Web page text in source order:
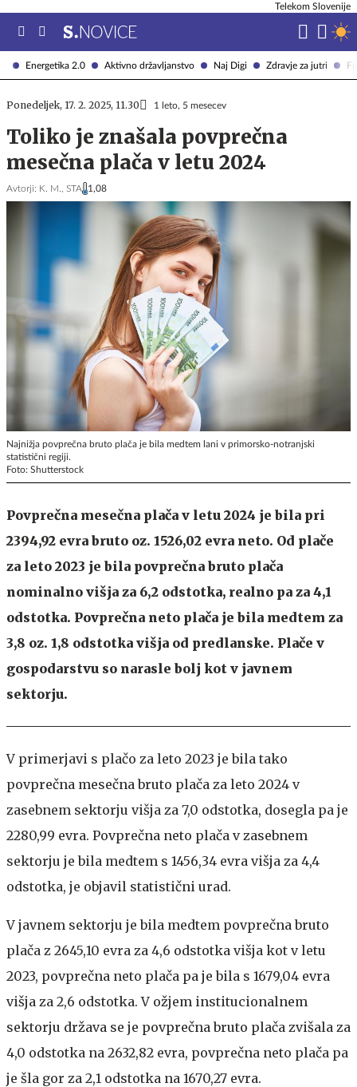
Energetika 2.0 Aktivno državljanstvo Naj Digi Zdravje za jutri
Telekom Slovenije
Ponedeljek, 17. 2. 2025, 11.30 1 leto, 5 mesecev
Toliko je znašala povprečna
mesečna plača v letu 2024
Avtorji: K. M., STA 1,08
Najnižja povprečna bruto plača je bila medtem lani v primorsko-notranjski
statistični regiji.
Foto: Shutterstock
Povprečna mesečna plača v letu 2024 je bila pri
2394,92 evra bruto oz. 1526,02 evra neto. Od plače
za leto 2023 je bila povprečna bruto plača
nominalno višja za 6,2 odstotka, realno pa za 4,1
odstotka. Povprečna neto plača je bila medtem za
3,8 oz. 1,8 odstotka višja od predlanske. Plače v
gospodarstvu so narasle bolj kot v javnem
sektorju.
V primerjavi s plačo za leto 2023 je bila tako
povprečna mesečna bruto plača za leto 2024 v
zasebnem sektorju višja za 7,0 odstotka, dosegla pa je
2280,99 evra. Povprečna neto plača v zasebnem
sektorju je bila medtem s 1456,34 evra višja za 4,4
odstotka, je objavil statistični urad.
V javnem sektorju je bila medtem povprečna bruto
plača z 2645,10 evra za 4,6 odstotka višja kot v letu
2023, povprečna neto plača pa je bila s 1679,04 evra
višja za 2,6 odstotka. V ožjem institucionalnem
sektorju država se je povprečna bruto plača zvišala za
4,0 odstotka na 2632,82 evra, povprečna neto plača pa
je šla gor za 2,1 odstotka na 1670,27 evra.